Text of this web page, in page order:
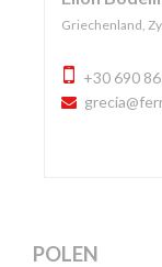
Griechenland,
+30 690
POLEN